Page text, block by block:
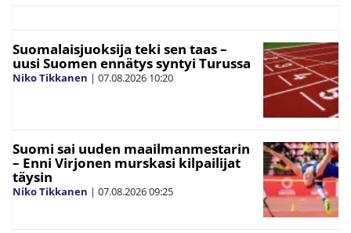
Suomalaisjuoksija teki sen taas –
uusi Suomen ennätys syntyi Turussa
Niko Tikkanen | 07.08.2026 10:20
Suomi sai uuden maailmanmestarin
– Enni Virjonen murskasi kilpailijat
täysin
Niko Tikkanen | 07.08.202609:25